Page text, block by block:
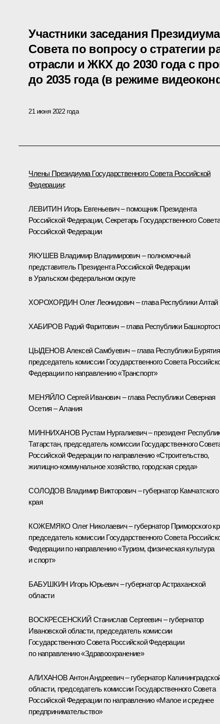
Участники заседания
Совета по вопросу о стратегии
отрасли и ЖКХ до 2030 года с
до 2035 года (в режиме
21 июня 2022 года
Члены Президиума Государственного Совета Российской
Федерации:
ЛЕВИТИН Игорь Евгеньевич – помощник Президента
Российской Федерации, Секретарь Государственного
Российской Федерации
ЯКУШЕВ Владимир Владимирович – полномочный
представитель Президента Российской Федерации
в Уральском федеральном округе
ХОРОХОРДИН Олег Леонидович – глава Республики Алтай
ХАБИРОВ Радий Фаритович – глава Республики
ЦЫДЕНОВ Алексей Самбуевич – глава Республики
председатель комиссии Государственного Совета
Федерации по направлению «Транспорт»
МЕНЯЙЛО Сергей Иванович – глава Республики Северная
Осетия – Алания
МИННИХАНОВ Рустам Нургалиевич – президент
Татарстан, председатель комиссии Государственного
Российской Федерации по направлению «Строительство,
жилищно-коммунальное хозяйство, городская среда»
СОЛОДОВ Владимир Викторович – губернатор Камчатского
края
КОЖЕМЯКО Олег Николаевич – губернатор Приморского
председатель комиссии Государственного Совета
Федерации по направлению «Туризм, физическая культура
и спорт»
БАБУШКИН Игорь Юрьевич – губернатор Астраханской
области
ВОСКРЕСЕНСКИЙ Станислав Сергеевич – губернатор
Ивановской области, председатель комиссии
Государственного Совета Российской Федерации
по направлению «Здравоохранение»
АЛИХАНОВ Антон Андреевич – губернатор
области, председатель комиссии Государственного Совета
Российской Федерации по направлению «Малое и среднее
предпринимательство»